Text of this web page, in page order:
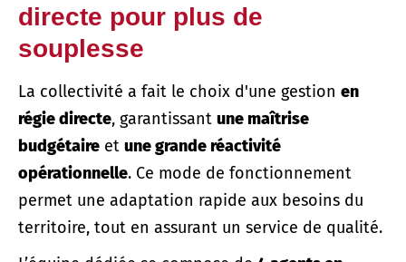
directe pour plus de
souplesse
La collectivité a fait le choix d'une gestion en
régie directe, garantissant une maîtrise
budgétaire et une grande réactivité
opérationnelle. Ce mode de fonctionnement
permet une adaptation rapide aux besoins du
territoire, tout en assurant un service de qualité.